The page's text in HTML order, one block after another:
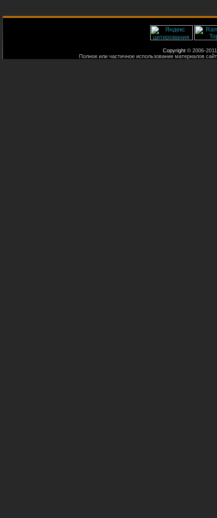
Copyright © 2006-
Полное или частичное использование материалов